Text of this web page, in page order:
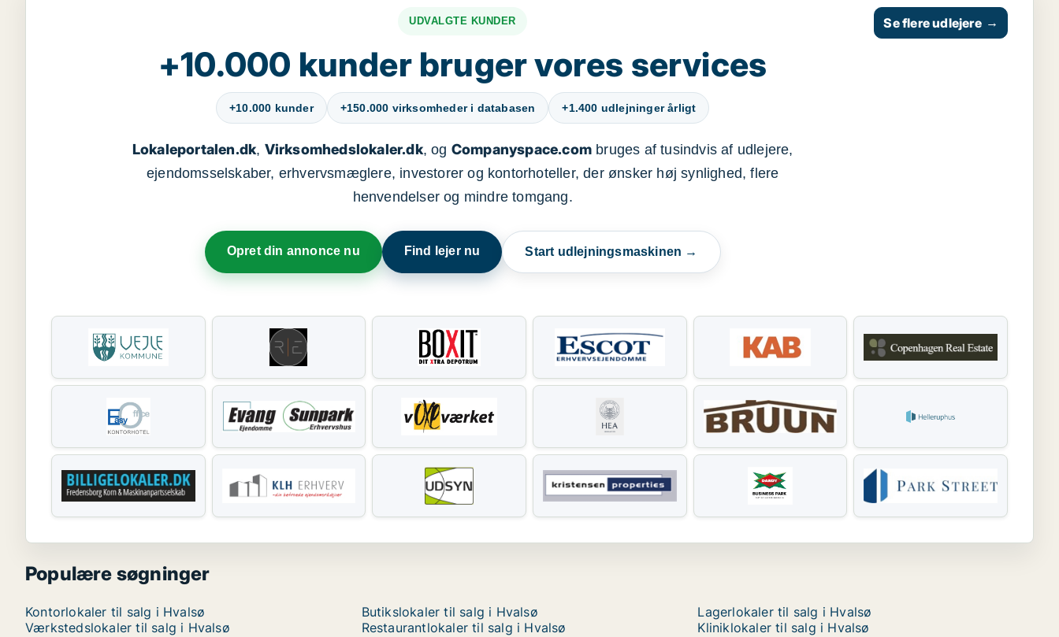
UDVALGTE KUNDER
+10.000 kunder bruger vores services
+10.000 kunder +150.000 virksomheder i databasen +1.400 udlejninger årligt
Lokaleportalen.dk, Virksomhedslokaler.dk, og Companyspace.combruges af tusindvis af udlejere,
ejendomsselskaber, erhvervsmæglere, investorer og kontorhoteller, der ønsker høj synlighed, flere
henvendelser og mindre tomgang.
Opret din annonce nu Find lejer nu Start udlejningsmaskinen →
Se flere udlejere →
Populære søgninger
Kontorlokaler til salg i Hvalsø Butikslokaler til salg i Hvalsø
Lagerlokaler til salg i Hvalsø
Værkstedslokaler til salg i Hvalsø
Restaurantlokaler til salg i Hvalsø
Kliniklokaler til salg i Hvalsø